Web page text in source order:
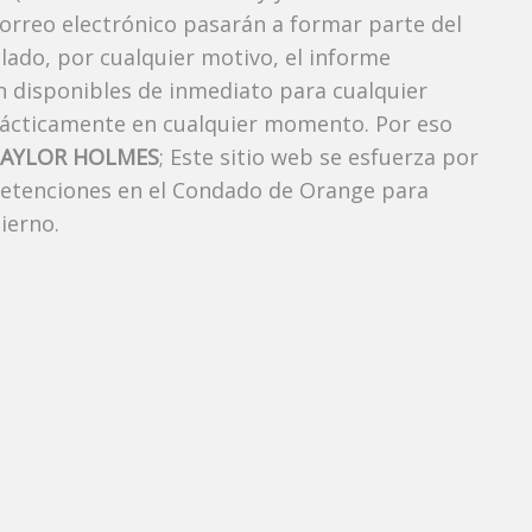
electrónico pasarán a formar parte del
por cualquier motivo, el informe
de inmediato para cualquier
en cualquier momento. Por eso
HOLMES; Este sitio web se esfuerza por
en el Condado de Orange para